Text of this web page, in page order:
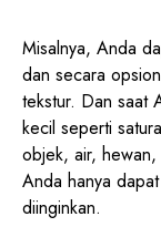
Misalnya, Anda
dan secara
tekstur. Dan saat
kecil seperti
objek, air,
Anda hanya
diinginkan.